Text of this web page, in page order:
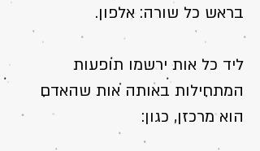
בראש כל שורה: אלפון.
ליד כל אות ירשמו תופﬠות
המתחילות באותה אות שהאדם
הוא מרכזן, כגון: